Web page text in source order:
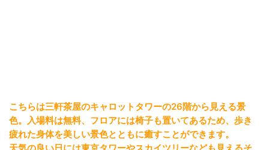
こちらは三軒茶屋のキャロットタワーの26階から見える景
色。入場料は無料、フロアには椅子も置いてあるため、歩き
疲れた身体を美しい景色とともに癒すことができます。